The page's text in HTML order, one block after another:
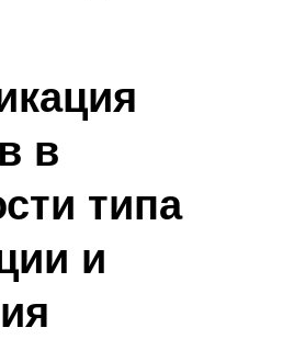
в
типа
и